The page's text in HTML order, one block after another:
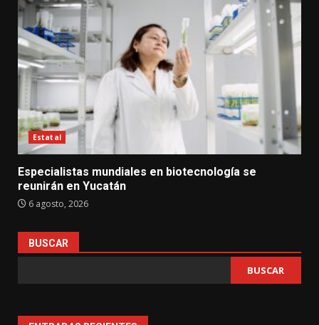
Estatal
Especialistas mundiales en biotecnología se
reunirán en Yucatán
6 agosto, 2026
BUSCAR
BUSCAR